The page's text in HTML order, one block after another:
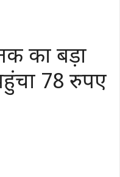
का बड़ा
78 रुपए